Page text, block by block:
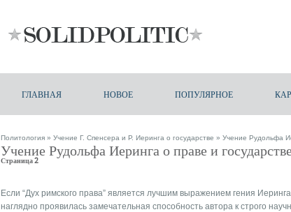
ГЛАВНАЯ НОВОЕ ПОПУЛЯРНОЕ
Политология » Учение Г. Спенсера и Р. Иеринга о государстве » Учение Рудольфа
Учение Рудольфа Иеринга о праве и государстве
Страница 2
Если “Дух римского права” является лучшим выражением гения
наглядно проявилась замечательная способность автора к строго